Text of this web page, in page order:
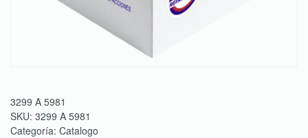
3299 A 5981
SKU: 3299 A 5981
Categoría: Catalogo